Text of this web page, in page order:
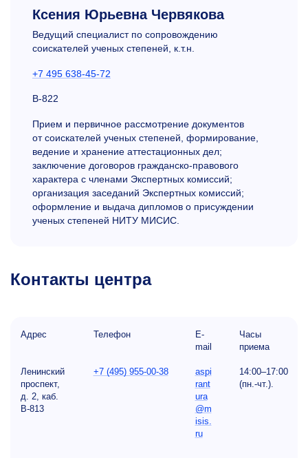
Ксения Юрьевна Червякова
Ведущий специалист по сопровождению
соискателей ученых степеней, к.т.н.
+7 495 638-45-72
В-822
Прием и первичное рассмотрение документов
от соискателей ученых степеней, формирование,
ведение и хранение аттестационных дел;
заключение договоров гражданско-правового
характера с членами Экспертных комиссий;
организация заседаний Экспертных комиссий;
оформление и выдача дипломов о присуждении
ученых степеней НИТУ МИСИС.
Контакты центра
Адрес Телефон
E-
mail
Часы
приема
Ленинский
проспект,
д. 2, каб.
В-813
+7 (495) 955-00-38
aspi
rant
ura
@m
isis.
ru
14:00–17:00
(пн.-чт.).